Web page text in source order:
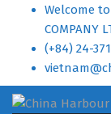
Welcome to
COMPANY
(+84) 24-